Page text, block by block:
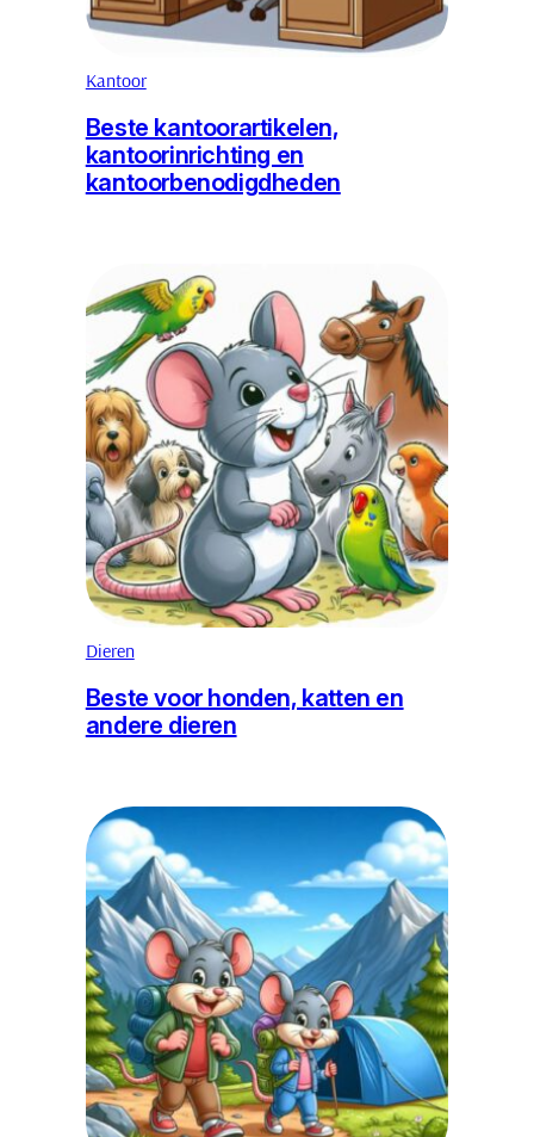
Kantoor
Beste kantoorartikelen,
kantoorinrichting en
kantoorbenodigdheden
Dieren
Beste voor honden, katten en
andere dieren